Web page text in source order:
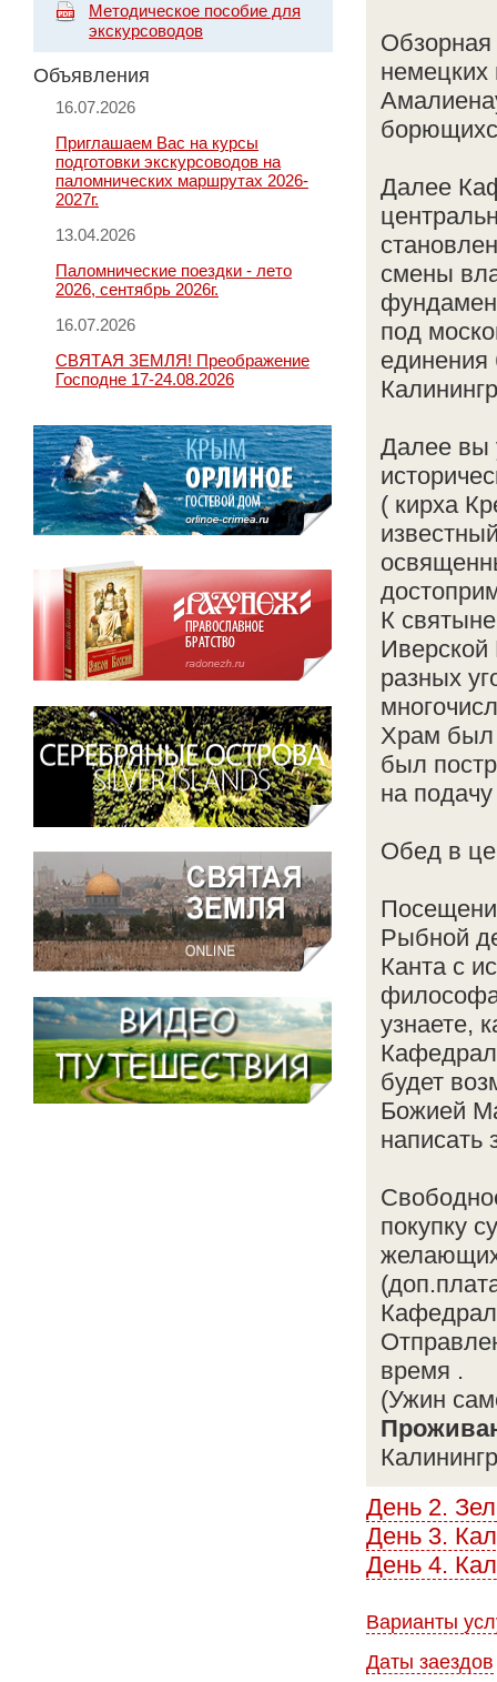
Методическое пособие для
экскурсоводов
Объявления
16.07.2026
Приглашаем Вас на курсы
подготовки экскурсоводов на
паломнических маршрутах 2026-
2027г.
13.04.2026
Паломнические поездки - лето
2026, сентябрь 2026г.
16.07.2026
СВЯТАЯ ЗЕМЛЯ! Преображение
Господне 17-24.08.2026
Обзорная
немецких
Далее
смены
под
единения
Далее вы
( кирха
К
Иверской
разных
Храм был
был
на
Обед в
Рыбной
Канта с
узнаете,
будет
Божией
написать
покупку
время .
(Ужин
День 2.
День 3.
День 4.
Варианты
Даты заездов